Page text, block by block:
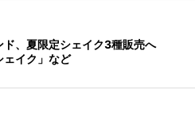
ド、夏限定シェイク3種販売へ
ェイク」など